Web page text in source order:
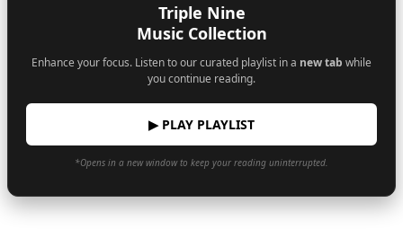
Triple Nine
Music Collection
Enhance your focus. Listen to our curated playlist in a new tab while
you continue reading.
▶ PLAY PLAYLIST
*Opens in a new window to keep your reading uninterrupted.